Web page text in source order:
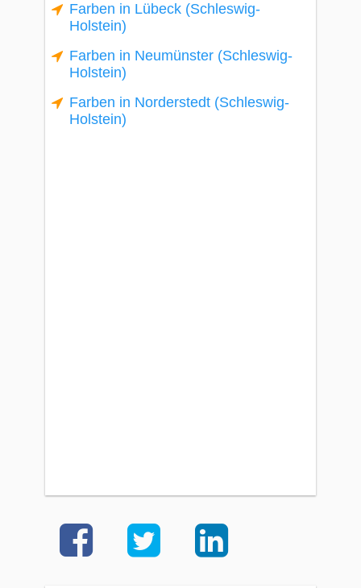
Farben in Lübeck (Schleswig-
Holstein)
Farben in Neumünster (Schleswig-
Holstein)
Farben in Norderstedt (Schleswig-
Holstein)